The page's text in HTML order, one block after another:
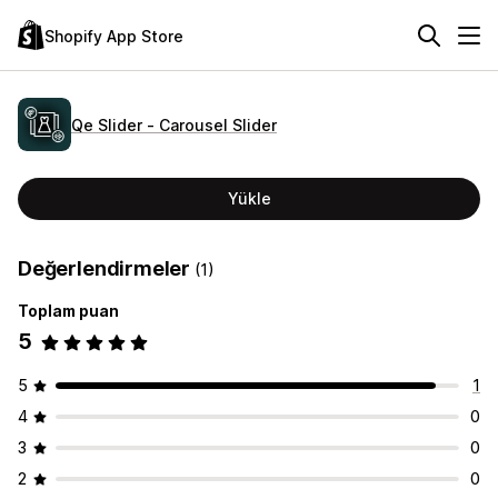
Shopify App Store
Qe Slider ‑ Carousel Slider
Yükle
Değerlendirmeler (1)
Toplam puan
5
5
1
4
0
3
0
2
0